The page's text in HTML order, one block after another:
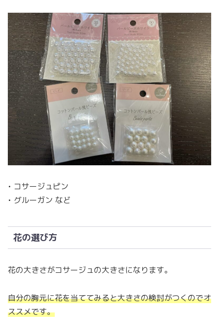
• コサージュピン
• グルーガン など
花の選び方
花の大きさがコサージュの大きさになります。
自分の胸元に花を当ててみると大きさの検討がつくのでオ
ススメです。